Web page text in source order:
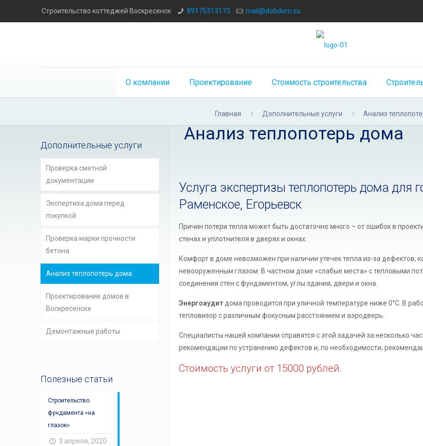
Строительство коттеджей Воскресенск 89175313173 mail@dobdom.su
О компании Проектирование Стоимость строительства
Главная Дополнительные услуги Анализ
Анализ теплопотерь дома
Услуга экспертизы теплопотерь дома для
Раменское, Егорьевск
Причин потери тепла может быть достаточно много – от ошибок в
стенах и уплотнителя в дверях и окнах.
Комфорт в доме невозможен при наличии утечек тепла из-за дефектов,
невооруженным глазом. В частном доме «слабые места» с тепловыми
соединения стен с фундаментом, углы здания, двери и окна.
Энергоаудитдома проводится при уличной температуре ниже 0°С. В
тепловизор с различным фокусным расстоянием и аэродверь.
Специалисты нашей компании справятся с этой задачей за несколько
рекомендации по устранению дефектов и, по необходимости,
Стоимость услуги от 15000 рублей.
Дополнительные услуги
Проверка сметной
документации
Экспертиза дома перед
покупкой
Проверка марки прочности
бетона
Анализ теплопотерь дома
Проектирование домов в
Воскресенске
Демонтажные работы
Полезные статьи
Строительство
фундамента «на
глазок»
3 апреля, 2020